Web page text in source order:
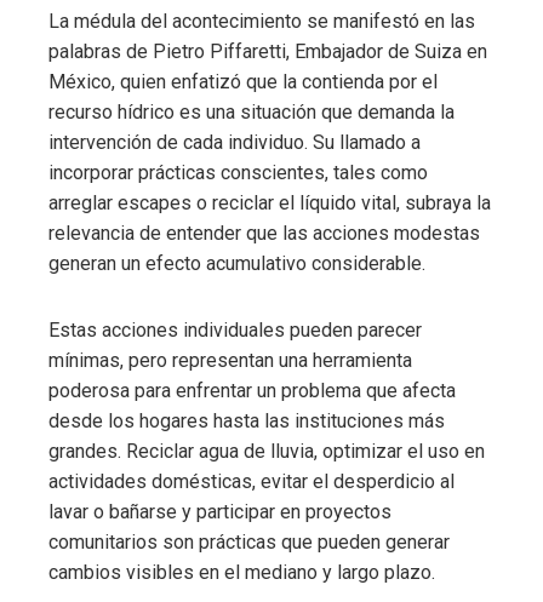
La médula del acontecimiento se manifestó en las
palabras de Pietro Piffaretti, Embajador de Suiza en
México, quien enfatizó que la contienda por el
recurso hídrico es una situación que demanda la
intervención de cada individuo. Su llamado a
incorporar prácticas conscientes, tales como
arreglar escapes o reciclar el líquido vital, subraya la
relevancia de entender que las acciones modestas
generan un efecto acumulativo considerable.
Estas acciones individuales pueden parecer
mínimas, pero representan una herramienta
poderosa para enfrentar un problema que afecta
desde los hogares hasta las instituciones más
grandes. Reciclar agua de lluvia, optimizar el uso en
actividades domésticas, evitar el desperdicio al
lavar o bañarse y participar en proyectos
comunitarios son prácticas que pueden generar
cambios visibles en el mediano y largo plazo.